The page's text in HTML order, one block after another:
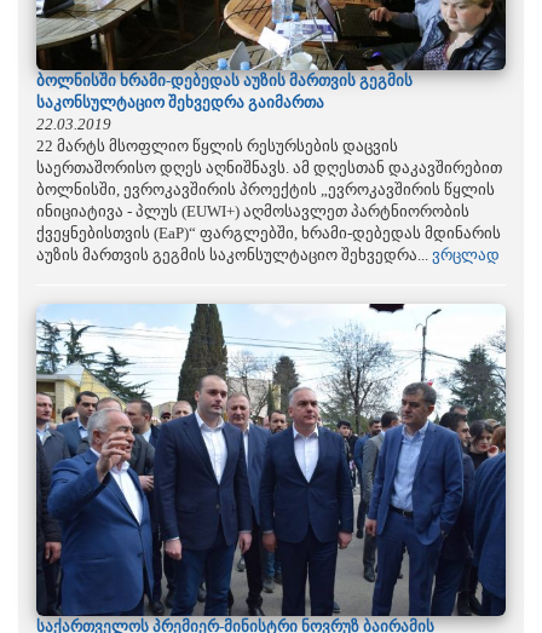
ბოლნისში ხრამი-დებედას აუზის მართვის გეგმის
საკონსულტაციო შეხვედრა გაიმართა
22.03.2019
22 მარტს მსოფლიო წყლის რესურსების დაცვის
საერთაშორისო დღეს აღნიშნავს. ამ დღესთან დაკავშირებით
ბოლნისში, ევროკავშირის პროექტის „ევროკავშირის წყლის
ინიციატივა - პლუს (EUWI+) აღმოსავლეთ პარტნიორობის
ქვეყნებისთვის (EaP)“ ფარგლებში, ხრამი-დებედას მდინარის
აუზის მართვის გეგმის საკონსულტაციო შეხვედრა... ვრცლად
საქართველოს პრემიერ-მინისტრი ნოვრუზ ბაირამის